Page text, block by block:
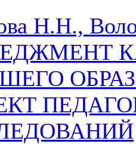
Н.Н.,